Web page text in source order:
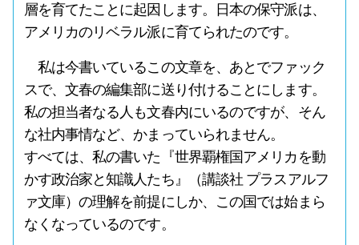
層を育てたことに起因します。日本の保守派は、
アメリカのリベラル派に育てられたのです。
私は今書いているこの文章を、あとでファック
スで、文春の編集部に送り付けることにします。
私の担当者なる人も文春内にいるのですが、そん
な社内事情など、かまっていられません。
すべては、私の書いた『世界覇権国アメリカを動
かす政治家と知識人たち』（講談社 プラスアルフ
ァ文庫）の理解を前提にしか、この国では始まら
なくなっているのです。